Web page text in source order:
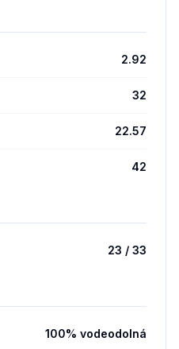
2.92
32
22.57
42
23 / 33
100% vodeodolná